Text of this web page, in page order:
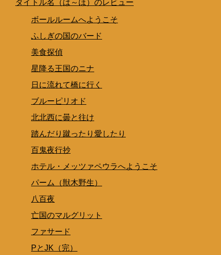
タイトル名（は～ほ）のレビュー
ボールルームへようこそ
ふしぎの国のバード
美食探偵
星降る王国のニナ
日に流れて橋に行く
ブルーピリオド
北北西に曇と往け
踏んだり蹴ったり愛したり
百鬼夜行抄
ホテル・メッツァペウラへようこそ
パーム（獣木野生）
八百夜
亡国のマルグリット
ファサード
PとJK（完）